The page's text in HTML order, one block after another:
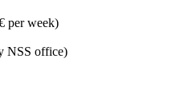
per week)
NSS office)